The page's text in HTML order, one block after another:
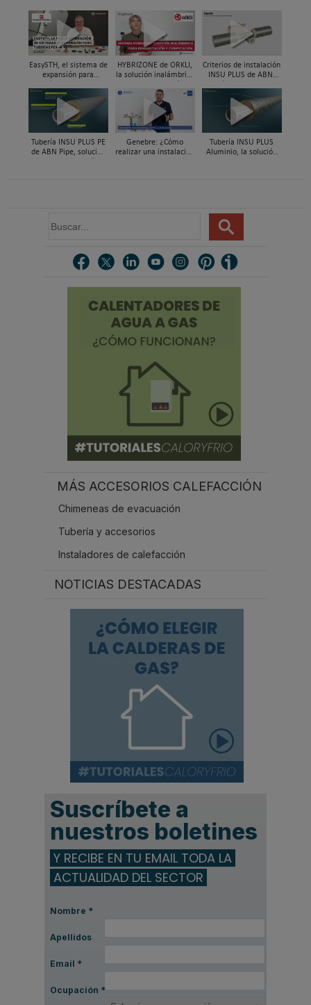
EasySTH, el sistema de
expansión para
Mestres, Standard
Hidráulica
HYBRIZONE de ORKLI,
la solución inalámbrica
zonificación del clima
en vivienda
Criterios de instalación
INSU PLUS de ABN,
Tubería INSU PLUS PE
de ABN Pipe, solución
Genebre: ¿Cómo
realizar una instalación
Tubería INSU PLUS
Aluminio, la solución
u
MÁS ACCESORIOS CALEFACCIÓN
Chimeneas de evacuación
Tubería y accesorios
Instaladores de calefacción
NOTICIAS DESTACADAS
Suscríbete a
nuestros boletines
Y RECIBE EN TU EMAIL TODA LA
ACTUALIDAD DEL SECTOR
Nombre *
Apellidos
Email *
Ocupación *